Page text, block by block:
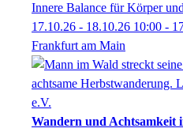
Innere Balance für Körper
17.10.26 - 18.10.26 10:00 -
Frankfurt am Main
Wandern und Achtsamkeit